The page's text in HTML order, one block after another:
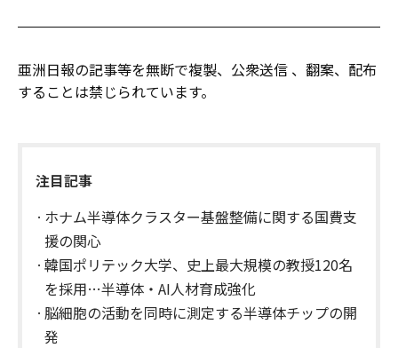
亜洲日報の記事等を無断で複製、公衆送信 、翻案、配布
することは禁じられています。
注目記事
ホナム半導体クラスター基盤整備に関する国費支
援の関心
韓国ポリテック大学、史上最大規模の教授120名
を採用…半導体・AI人材育成強化
脳細胞の活動を同時に測定する半導体チップの開
発